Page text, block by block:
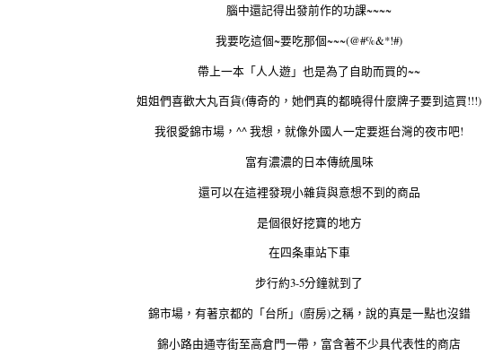
腦中還記得出發前作的功課~~~~
我要吃這個~要吃那個~~~(@#%&*!#)
帶上一本「人人遊」也是為了自助而買的~~
姐姐們喜歡大丸百貨(傳奇的，她們真的都曉得什麼牌子要到這買!!!)
我很愛錦市場，^^ 我想，就像外國人一定要逛台灣的夜市吧!
富有濃濃的日本傳統風味
還可以在這裡發現小雜貨與意想不到的商品
是個很好挖寶的地方
在四条車站下車
步行約3-5分鐘就到了
錦市場，有著京都的「台所」(廚房)之稱，說的真是一點也沒錯
錦小路由通寺街至高倉門一帶，富含著不少具代表性的商店